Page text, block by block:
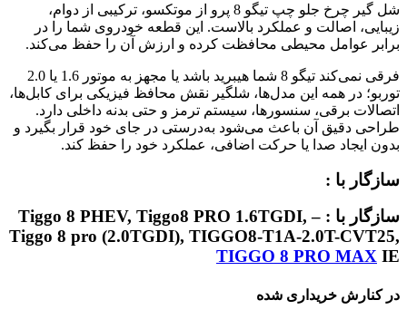
شل گیر چرخ جلو چپ تیگو 8 پرو از موتکسو، ترکیبی از دوام،
زیبایی، اصالت و عملکرد بالاست. این قطعه خودروی شما را در
برابر عوامل محیطی محافظت کرده و ارزش آن را حفظ می‌کند.
فرقی نمی‌کند تیگو 8 شما هیبرید باشد یا مجهز به موتور 1.6 یا 2.0
توربو؛ در همه این مدل‌ها، شلگیر نقش محافظ فیزیکی برای کابل‌ها،
اتصالات برقی، سنسورها، سیستم ترمز و حتی بدنه داخلی دارد.
طراحی دقیق آن باعث می‌شود به‌درستی در جای خود قرار بگیرد و
بدون ایجاد صدا یا حرکت اضافی، عملکرد خود را حفظ کند.
سازگار با :
سازگار با : Tiggo 8 PHEV, Tiggo8 PRO 1.6TGDI, –
Tiggo 8 pro (2.0TGDI), TIGGO8-T1A-2.0T-CVT25,
TIGGO 8 PRO MAX IE
در کنارش خریداری شده